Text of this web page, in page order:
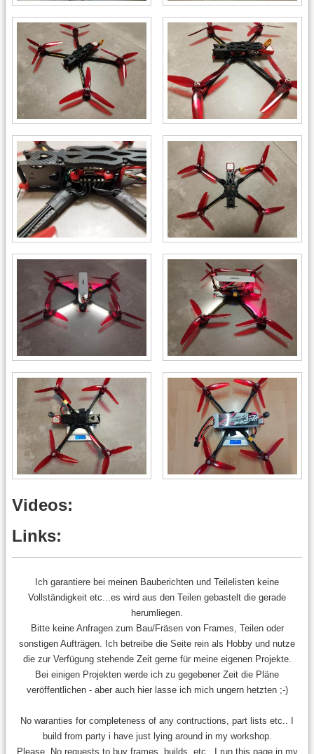
Videos:
Links:
Ich garantiere bei meinen Bauberichten und Teilelisten keine
Vollständigkeit etc...es wird aus den Teilen gebastelt die gerade
herumliegen.
Bitte keine Anfragen zum Bau/Fräsen von Frames, Teilen oder
sonstigen Aufträgen. Ich betreibe die Seite rein als Hobby und nutze
die zur Verfügung stehende Zeit gerne für meine eigenen Projekte.
Bei einigen Projekten werde ich zu gegebener Zeit die Pläne
veröffentlichen - aber auch hier lasse ich mich ungern hetzten ;-)
No waranties for completeness of any contructions, part lists etc.. I
build from party i have just lying around in my workshop.
Please, No requests to buy frames, builds, etc.. I run this page in my